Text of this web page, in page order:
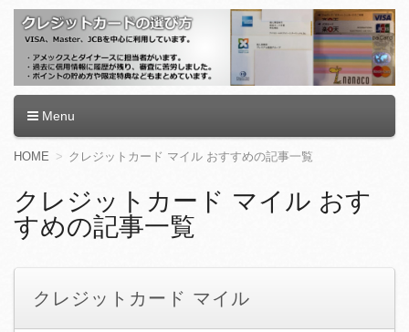
クレジットカードの選び方
クレジットカード,クレジットカード ランキング,クレジットカ
ード 審査,クレジットカード 還元率,クレジットカードおすす
め,クレジットカード 学生,クレジットカード 作り方,クレジッ
トカード 限度額
Menu
コ
ン
ツ
HOME クレジットカード マイル おすすめの記事一覧
クレジットカード マイル おす
すめの記事一覧
クレジットカード マイル